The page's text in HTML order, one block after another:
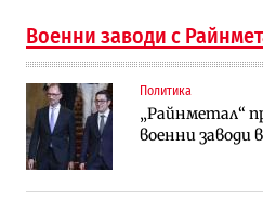
Военни заводи с
Политика
„Райнметал“
военни заводи